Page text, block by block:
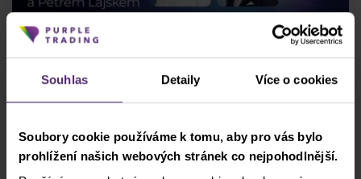
Souhlas Detaily Více o cookies
Soubory cookie používáme k tomu, aby pro vás bylo
prohlížení našich webových stránek co nejpohodlnější.
Tržní Fundamenty - jasně, přehledně a v
souvislostech
Jaká je aktuální situace na
17:30
na našem
YouTube kanálu
pravidelná webinářová shrnutí
akciových, komoditních a Forex trhů v teorii i